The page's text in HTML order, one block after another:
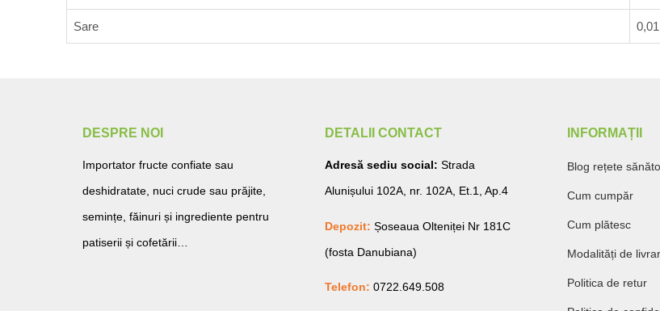
Sare
DESPRE NOI
Importator fructe confiate sau
deshidratate, nuci crude sau prăjite,
semințe, făinuri și ingrediente pentru
patiserii și cofetării…
DETALII CONTACT
Adresă sediu social: Strada
Alunișului 102A, nr. 102A, Et.1, Ap.4
Depozit: Șoseaua Olteniței Nr 181C
(fosta Danubiana)
Telefon: 0722.649.508
INFORMAȚII
Blog rețete
Cum cumpăr
Cum plătesc
Modalități de
Politica de retur